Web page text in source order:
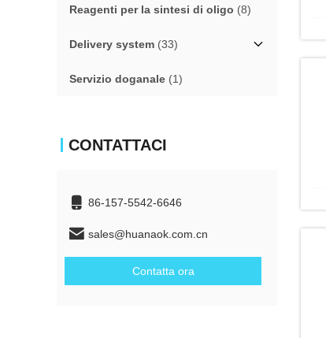
Reagenti per la sintesi di oligo (8)
Delivery system (33)
Servizio doganale (1)
CONTATTACI
86-157-5542-6646
sales@huanaok.com.cn
Contatta ora